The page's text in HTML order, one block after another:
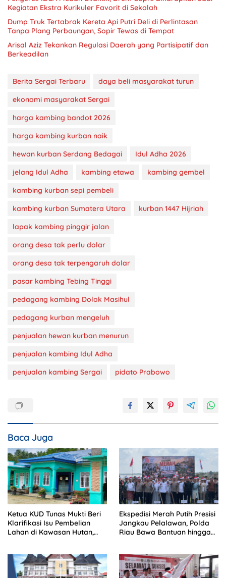
Kegiatan Ekstra Kurikuler Favorit di Sekolah
Dump Truk Tertabrak Kereta Api Putri Deli di Perlintasan
Tanpa Plang Perbaungan, Sopir Tewas di Tempat
Arisal Aziz Tekankan Regulasi Daerah yang Partisipatif dan
Berkeadilan
Berita Sergai Terbaru
daya beli masyarakat turun
ekonomi masyarakat Sergai
harga kambing bandot 2026
harga kambing kurban naik
hewan kurban Serdang Bedagai
Idul Adha 2026
jelang Idul Adha
kambing etawa
kambing gembel
kambing kurban sepi pembeli
kambing kurban Sumatera Utara
kurban 1447 Hijriah
lapak kambing pinggir jalan
orang desa tak perlu dolar
orang desa tak terpengaruh dolar
pasar kambing Tebing Tinggi
pedagang kambing Dolok Masihul
pedagang kurban mengeluh
penjualan hewan kurban menurun
penjualan kambing Idul Adha
penjualan kambing Sergai
pidato Prabowo
Baca Juga
Ketua KUD Tunas Mukti Beri
Klarifikasi Isu Pembelian
Lahan di Kawasan Hutan,
Ekspedisi Merah Putih Presisi
Jangkau Pelalawan, Polda
Riau Bawa Bantuan hingga